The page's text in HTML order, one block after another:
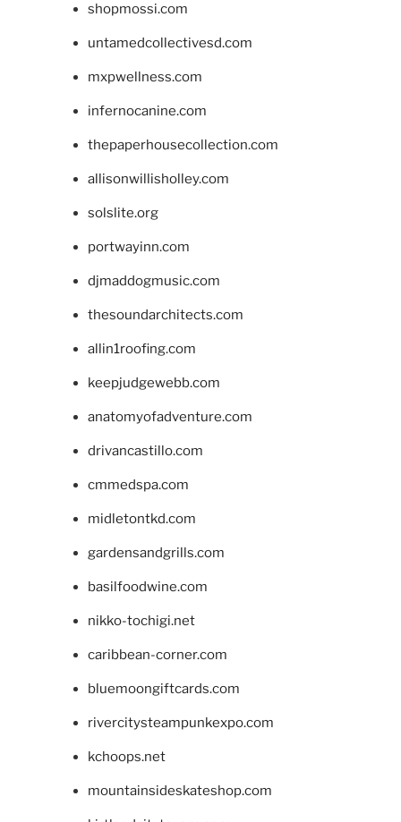
shopmossi.com
untamedcollectivesd.com
mxpwellness.com
infernocanine.com
thepaperhousecollection.com
allisonwillisholley.com
solslite.org
portwayinn.com
djmaddogmusic.com
thesoundarchitects.com
allin1roofing.com
keepjudgewebb.com
anatomyofadventure.com
drivancastillo.com
cmmedspa.com
midletontkd.com
gardensandgrills.com
basilfoodwine.com
nikko-tochigi.net
caribbean-corner.com
bluemoongiftcards.com
rivercitysteampunkexpo.com
kchoops.net
mountainsideskateshop.com